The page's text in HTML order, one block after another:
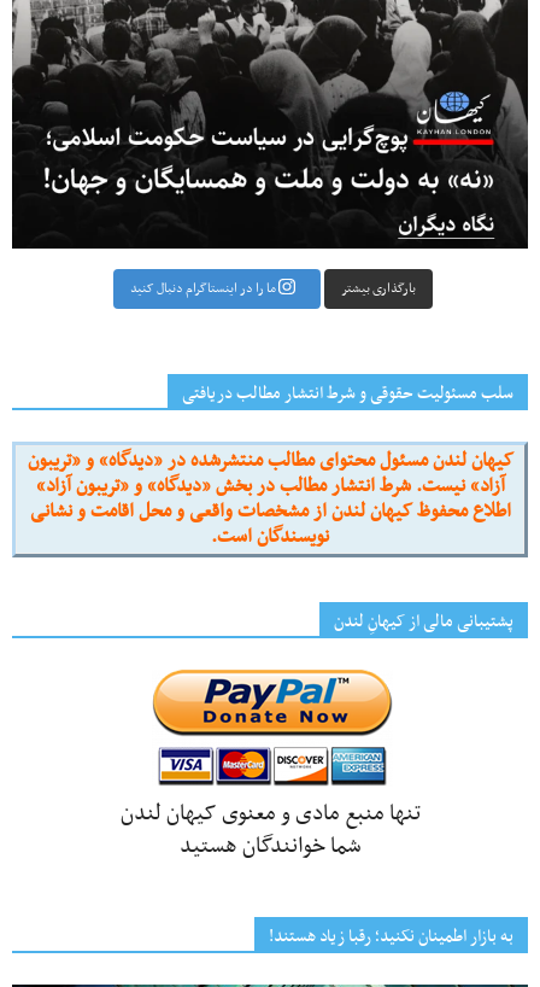
بارگذاری بیشتر ما را در اینستاگرام دنبال کنید
سلب مسئولیت حقوقی و شرط انتشار مطالب دریافتی
کیهان لندن مسئول محتوای مطالب منتشرشده در «دیدگاه» و «تریبون
آزاد» نیست. شرط انتشار مطالب در بخش «دیدگاه» و «تریبون آزاد»
اطلاع محفوظ کیهان لندن از مشخصات واقعی و محل اقامت و نشانی
نویسندگان است.
پشتیبانی مالی از کیهانِ لندن
تنها منبع مادی و معنوی کیهان لندن
شما خوانندگان هستید
به بازار اطمینان نکنید؛ رقبا زیاد هستند!